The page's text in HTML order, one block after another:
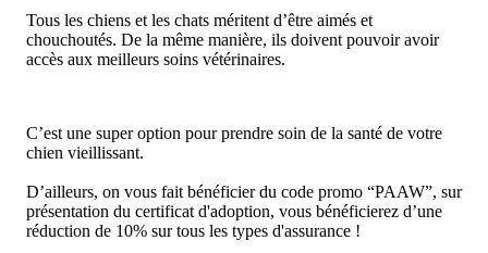
Tous les chiens et les chats méritent d’être aimés et
chouchoutés. De la même manière, ils doivent pouvoir avoir
accès aux meilleurs soins vétérinaires.
C’est une super option pour prendre soin de la santé de votre
chien vieillissant.
D’ailleurs, on vous fait bénéficier du code promo “PAAW”, sur
présentation du certificat d'adoption, vous bénéficierez d’une
réduction de 10% sur tous les types d'assurance !